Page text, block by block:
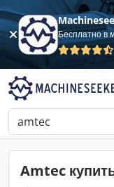
Бесплатно в
Amtec